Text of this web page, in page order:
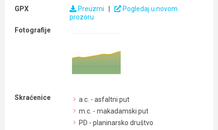
GPX
Preuzmi
Pogledaj u novom
prozoru
Fotografije
Skraćenice
a.c. - asfaltni put
m.c. - makadamski put
PD - planinarsko društvo